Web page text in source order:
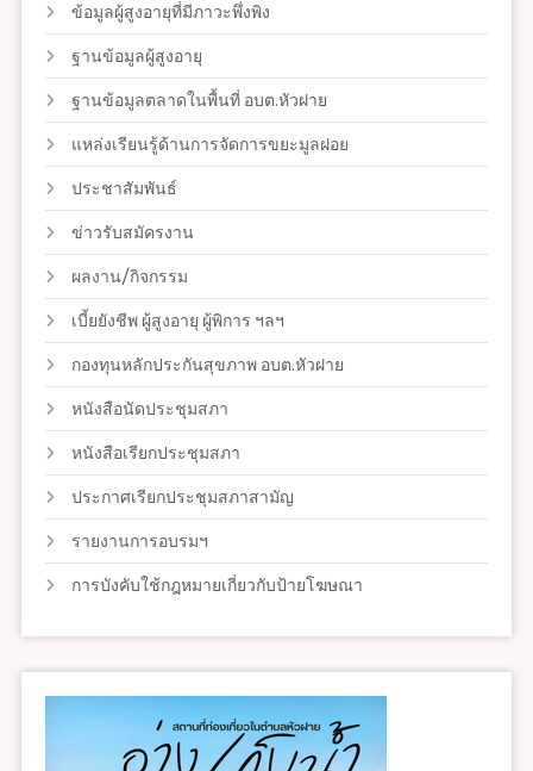
ข้อมูลผู้สูงอายุที่มีภาวะพึ่งพิง
ฐานข้อมูลผู้สูงอายุ
ฐานข้อมูลตลาดในพื้นที่ อบต.หัวฝาย
แหล่งเรียนรู้ด้านการจัดการขยะมูลฝอย
ประชาสัมพันธ์
ข่าวรับสมัครงาน
ผลงาน/กิจกรรม
เบี้ยยังชีพ ผู้สูงอายุ ผู้พิการ ฯลฯ
กองทุนหลักประกันสุขภาพ อบต.หัวฝาย
หนังสือนัดประชุมสภา
หนังสือเรียกประชุมสภา
ประกาศเรียกประชุมสภาสามัญ
รายงานการอบรมฯ
การบังคับใช้กฎหมายเกี่ยวกับป้ายโฆษณา